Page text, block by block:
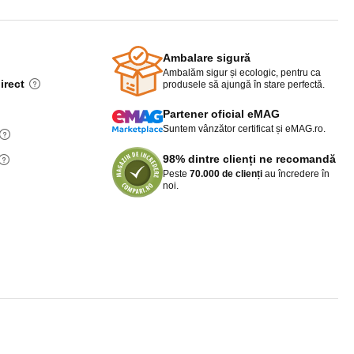
Ambalare sigură
Ambalăm sigur și ecologic, pentru ca
produsele să ajungă în stare perfectă.
Partener oficial eMAG
Suntem vânzător certificat și eMAG.ro.
98% dintre clienți ne recomandă
Peste 70.000 de clienți au încredere în
noi.